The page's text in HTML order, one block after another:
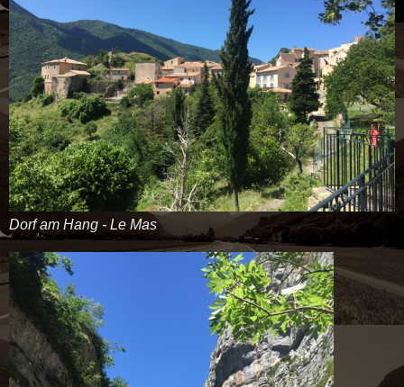
Dorf am Hang - Le Mas